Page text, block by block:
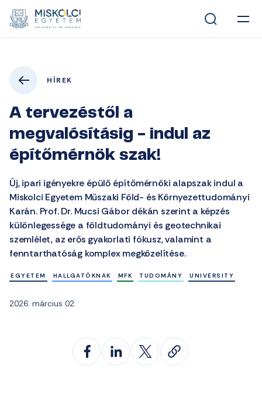
HÍREK
A tervezéstől a
megvalósításig - indul az
építőmérnök szak!
Új, ipari igényekre épülő építőmérnöki alapszak indul a
Miskolci Egyetem Műszaki Föld- és Környezettudományi
Karán. Prof. Dr. Mucsi Gábor dékán szerint a képzés
különlegessége a földtudományi és geotechnikai
szemlélet, az erős gyakorlati fókusz, valamint a
fenntarthatóság komplex megközelítése.
EGYETEM HALLGATÓKNAK MFK TUDOMÁNY UNIVERSITY
2026. március 02.